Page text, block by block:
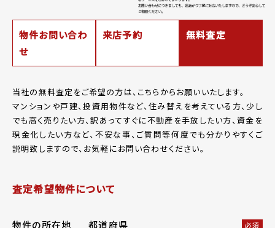
物件お問い合わ
せ
来店予約 無料査定
当社の無料査定をご希望の方は、こちらからお願いいたします。
マンションや戸建、投資用物件など、住み替えを考えている方、少し
でも高く売りたい方、訳あってすぐに不動産を手放したい方、資金を
現金化したい方など、 不安な事、ご質問等何度でも分かりやすくご
説明致しますので、お気軽にお問い合わせください。
査定希望物件について
物件の所在地 都道府県 必須